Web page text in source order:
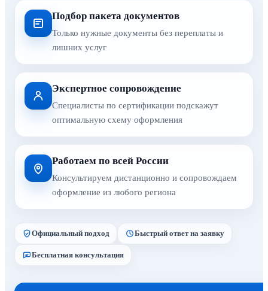
Подбор пакета документов
Только нужные документы без переплаты и
лишних услуг
Экспертное сопровождение
Специалисты по сертификации подскажут
оптимальную схему оформления
Работаем по всей России
Консультируем дистанционно и сопровождаем
оформление из любого региона
Официальный подход Быстрый ответ на заявку
Бесплатная консультация